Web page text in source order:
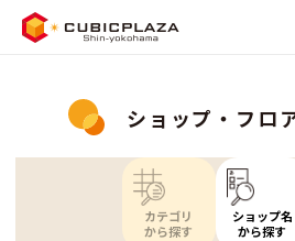
ショップ・フロ
カテゴリ
から探す
ショップ名
から探す